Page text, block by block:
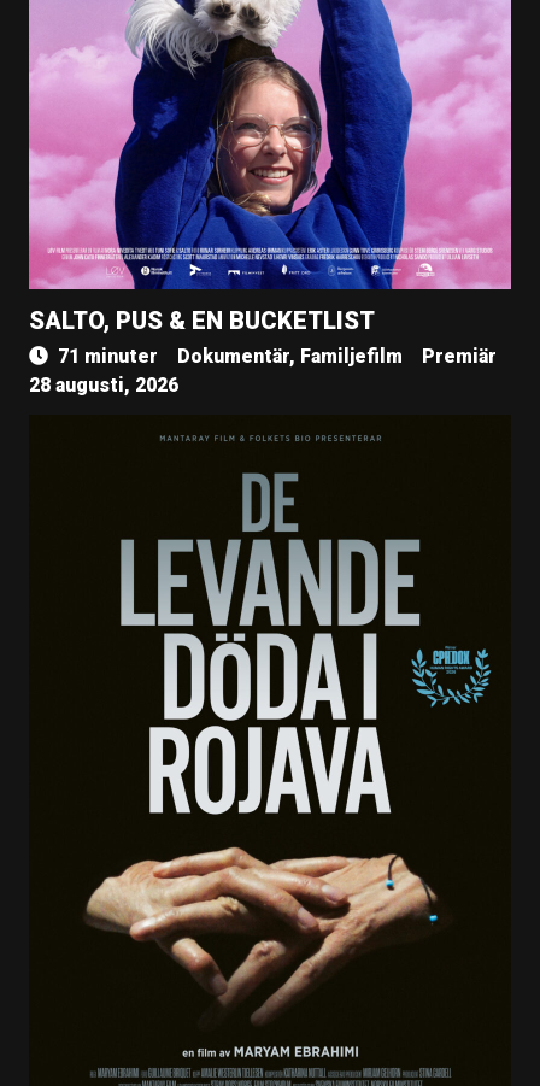
SALTO, PUS & EN BUCKETLIST
71 minuter Dokumentär, Familjefilm
Premiär
28 augusti, 2026